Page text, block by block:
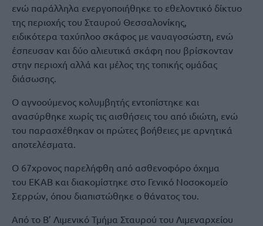
ενώ παράλληλα ενεργοποιήθηκε το εθελοντικό δίκτυο
της περιοχής του Σταυρού Θεσσαλονίκης,
ειδικότερα ταχύπλοο σκάφος με ναυαγοσώστη, ενώ
έσπευσαν και δύο αλιευτικά σκάφη που βρίσκονταν
στην περιοχή αλλά και μέλος της τοπικής ομάδας
διάσωσης.
Ο αγνοούμενος κολυμβητής εντοπίστηκε και
ανασύρθηκε χωρίς τις αισθήσεις του από ιδιώτη, ενώ
του παρασχέθηκαν οι πρώτες βοήθειες με αρνητικά
αποτελέσματα.
Ο 67χρονος παρελήφθη από ασθενοφόρο όχημα
του ΕΚΑΒ και διακομίστηκε στο Γενικό Νοσοκομείο
Σερρών, όπου διαπιστώθηκε ο θάνατος του.
Από το Β’ Λιμενικό Τμήμα Σταυρού του Λιμεναρχείου